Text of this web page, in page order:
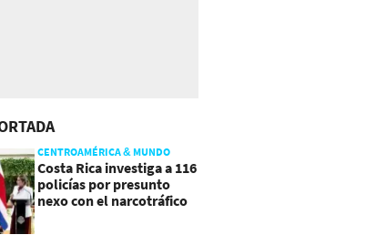
CENTROAMÉRICA & MUNDO
Costa Rica investiga a 116
policías por presunto
nexo con el narcotráfico